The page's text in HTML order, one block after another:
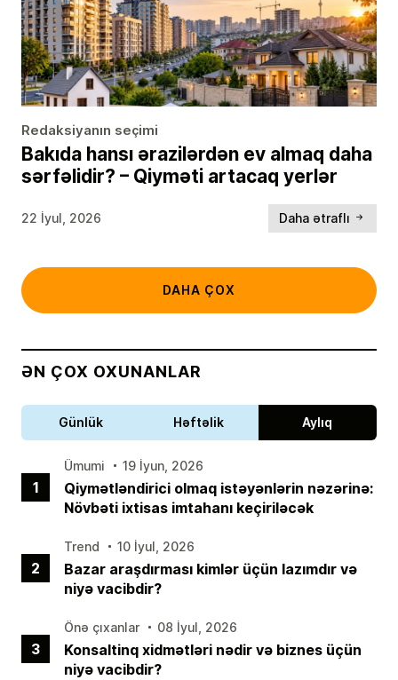
Redaksiyanın seçimi
Bakıda hansı ərazilərdən ev almaq daha
sərfəlidir? – Qiyməti artacaq yerlər
22 İyul, 2026 Daha ətraflı
DAHA ÇOX
ƏN ÇOX OXUNANLAR
Günlük Həftəlik Aylıq
1
Ümumi 19 İyun, 2026
Qiymətləndirici olmaq istəyənlərin nəzərinə:
Növbəti ixtisas imtahanı keçiriləcək
2
Trend 10 İyul, 2026
Bazar araşdırması kimlər üçün lazımdır və
niyə vacibdir?
3
Önə çıxanlar 08 İyul, 2026
Konsaltinq xidmətləri nədir və biznes üçün
niyə vacibdir?